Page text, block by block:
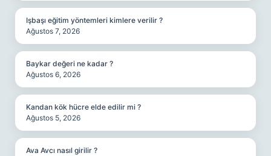
Işbaşı eğitim yöntemleri kimlere verilir ?
Ağustos 7, 2026
Baykar değeri ne kadar ?
Ağustos 6, 2026
Kandan kök hücre elde edilir mi ?
Ağustos 5, 2026
Ava Avcı nasıl girilir ?